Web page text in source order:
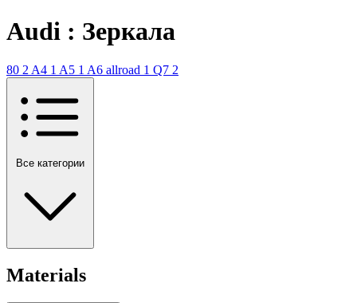
Audi : Зеркала
80 2 A4 1 A5 1 A6 allroad 1 Q7 2
Все категории
Materials